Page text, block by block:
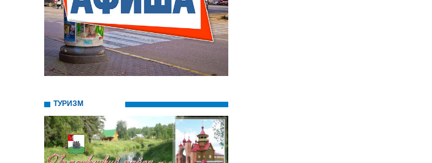
ТУРИЗМ